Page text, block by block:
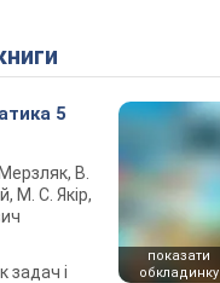
5
В.
М. С. Якір,
задач і
показати
обкладинку